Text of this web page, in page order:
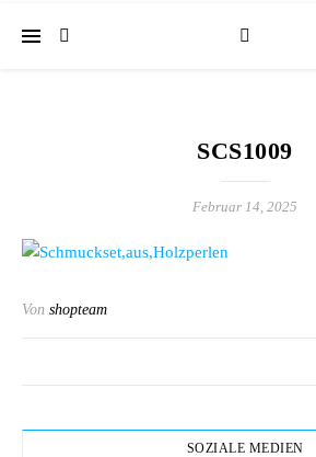
SCS1009
Februar 14, 2025
Von shopteam
SOZIALE MEDIEN